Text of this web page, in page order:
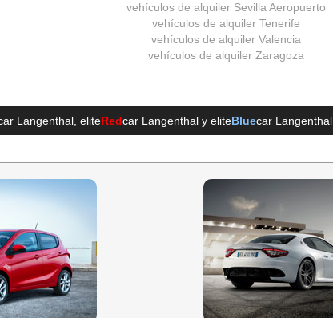
vehículos de alquiler Sevilla Aeropuerto
vehículos de alquiler Tenerife
vehículos de alquiler Valencia
vehículos de alquiler Zaragoza
Langenthal , eliteRedcar Langenthal y eliteBluecar Langenthal